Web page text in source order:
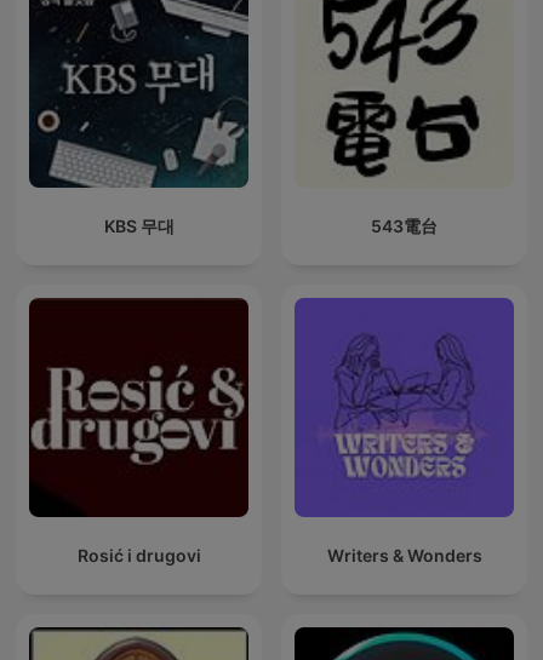
KBS 무대 543電台
Rosić i drugovi Writers & Wonders